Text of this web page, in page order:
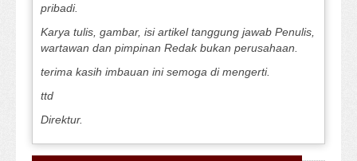
pribadi.
Karya tulis, gambar, isi artikel tanggung jawab Penulis,
wartawan dan pimpinan Redak bukan perusahaan.
terima kasih imbauan ini semoga di mengerti.
ttd
Direktur.